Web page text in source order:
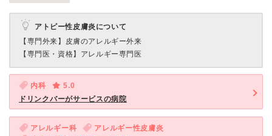
アトピー性皮膚炎について
【専門外来】 皮膚のアレルギー外来
【専門医・資格】 アレルギー専門医
内科
5.0
ドリンクバーがサービスの病院
アレルギー科
アレルギー性皮膚炎